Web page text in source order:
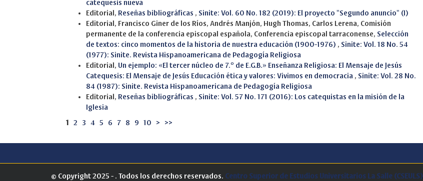
catequesis nueva
Editorial, Reseñas bibliográficas , Sinite: Vol. 60 No. 182 (2019): El proyecto "Segundo anuncio" (I)
Editorial, Francisco Giner de los Ríos, Andrés Manjón, Hugh Thomas, Carlos Lerena, Comisión
permanente de la conferencia episcopal española, Conferencia episcopal tarraconense, Selección
de textos: cinco momentos de la historia de nuestra educación (1900-1976) , Sinite: Vol. 18 No. 54
(1977): Sinite. Revista Hispanoamericana de Pedagogía Religiosa
Editorial, Un ejemplo: «El tercer núcleo de 7.º de E.G.B.» Enseñanza Religiosa: El Mensaje de Jesús
Catequesis: El Mensaje de Jesús Educación ética y valores: Vivimos en democracia , Sinite: Vol. 28 No.
84 (1987): Sinite. Revista Hispanoamericana de Pedagogía Religiosa
Editorial, Reseñas bibliográficas , Sinite: Vol. 57 No. 171 (2016): Los catequistas en la misión de la
Iglesia
1 2 3 4 5 6 7 8 9 10 > >>
© Copyright 2025 - . Todos los derechos reservados. Centro Superior de Estudios Universitarios La Salle (CSEULS)